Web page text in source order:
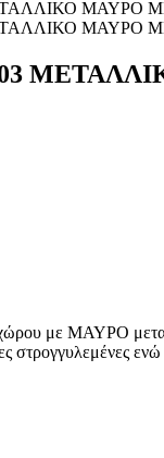
με ΜΑΥΡΟ
ενώ